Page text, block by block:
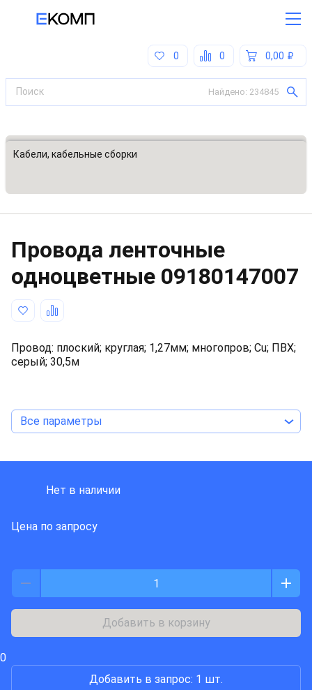
0,00
0
0
Найдено: 234845
Все категории
Кабели, кабельные сборки
Провода ленточные
одноцветные 09180147007
Провод: плоский; круглая; 1,27мм; многопров; Cu; ПВХ;
серый; 30,5м
Все параметры
Нет в наличии
Цена по запросу
Добавить в корзину
0
Добавить в запрос: 1 шт.